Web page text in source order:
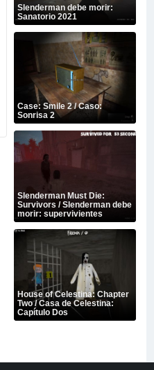
Slenderman debe morir:
Sanatorio 2021
Case: Smile 2 / Caso:
Sonrisa 2
Slenderman Must Die:
Survivors / Slenderman debe
morir: supervivientes
House of Celestina: Chapter
Two / Casa de Celestina:
Capítulo Dos